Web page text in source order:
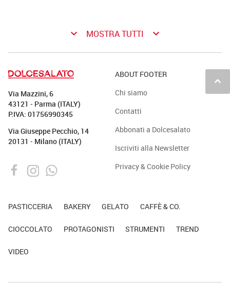
keyboard_arrow_down MOSTRA TUTTI keyboard_arrow_down
keyboard_arrow_up
Via Mazzini, 6
43121 - Parma (ITALY)
P.IVA: 01756990345
Via Giuseppe Pecchio, 14
20131 - Milano (ITALY)
ABOUT FOOTER
Chi siamo
Contatti
Abbonati a Dolcesalato
Iscriviti alla Newsletter
Privacy & Cookie Policy
PASTICCERIA BAKERY GELATO CAFFÈ & CO.
CIOCCOLATO PROTAGONISTI STRUMENTI TREND
VIDEO